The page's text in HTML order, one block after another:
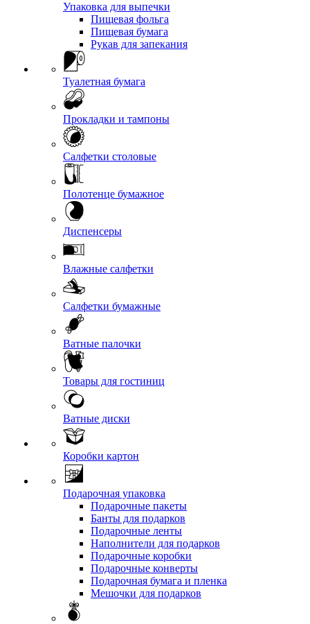
Упаковка для выпечки
Пищевая фольга
Пищевая бумага
Рукав для запекания
Туалетная бумага
Прокладки и тампоны
Салфетки столовые
Полотенце бумажное
Диспенсеры
Влажные салфетки
Салфетки бумажные
Ватные палочки
Товары для гостиниц
Ватные диски
Коробки картон
Подарочная упаковка
Подарочные пакеты
Банты для подарков
Подарочные ленты
Наполнители для подарков
Подарочные коробки
Подарочные конверты
Подарочная бумага и пленка
Мешочки для подарков